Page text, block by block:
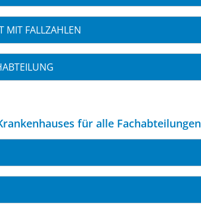
MIT FALLZAHLEN
für alle Fachabteilungen